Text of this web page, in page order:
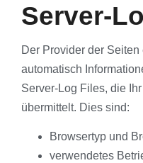
Server-
Der Provider der
automatisch
Server-Log Files, die
übermittelt. Dies sind:
Browsertyp und
verwendetes